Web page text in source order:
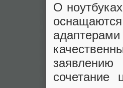
О
заявлению
сочетание